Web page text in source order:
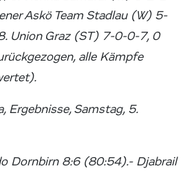
Askö Team Stadlau (W) 5-
Union Graz (ST) 7-0-0-7, 0
alle Kämpfe
Ergebnisse, Samstag, 5.
Dornbirn 8:6 (80:54).- Djabrail